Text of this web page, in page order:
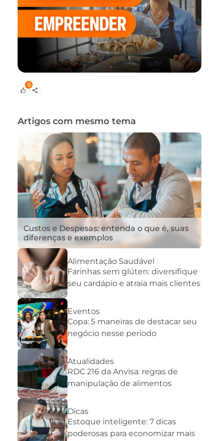
0
Artigos com mesmo tema
Custos e Despesas: entenda o que é, suas
diferenças e exemplos
Alimentação Saudável
Farinhas sem glúten: diversifique
seu cardápio e atraia mais clientes
Eventos
Copa: 5 maneiras de destacar seu
negócio nesse período
Atualidades
RDC 216 da Anvisa: regras de
manipulação de alimentos
Dicas
Estoque inteligente: 7 dicas
poderosas para economizar mais